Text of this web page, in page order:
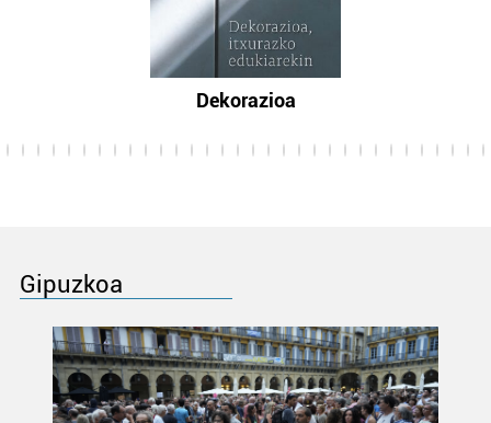
Dekorazioa
Gipuzkoa